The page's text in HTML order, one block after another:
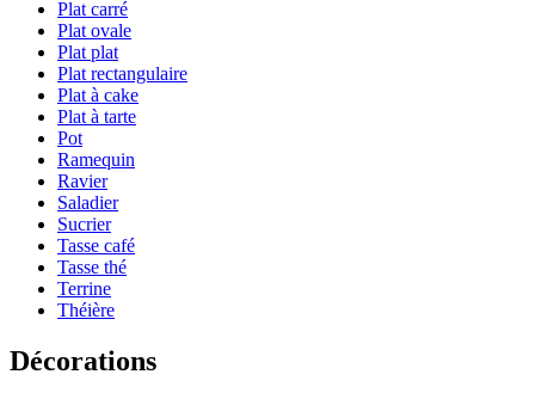
Plat carré
Plat ovale
Plat plat
Plat rectangulaire
Plat à cake
Plat à tarte
Pot
Ramequin
Ravier
Saladier
Sucrier
Tasse café
Tasse thé
Terrine
Théière
Décorations